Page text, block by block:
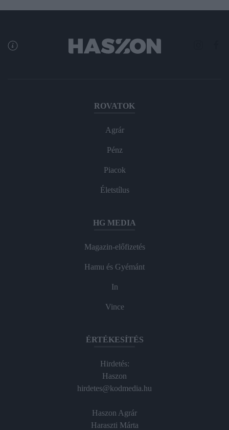
ROVATOK
Agrár
Pénz
Piacok
Életstílus
HG MEDIA
Magazin-előfizetés
Hamu és Gyémánt
In
Vince
ÉRTÉKESÍTÉS
Hirdetés:
Haszon
hirdetes@kodmedia.hu
Haszon Agrár
Haraszti Márta